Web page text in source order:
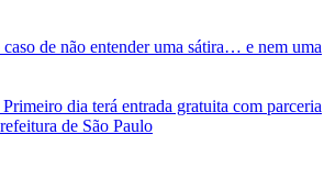
de não entender uma sátira… e nem uma
dia terá entrada gratuita com parceria
de São Paulo